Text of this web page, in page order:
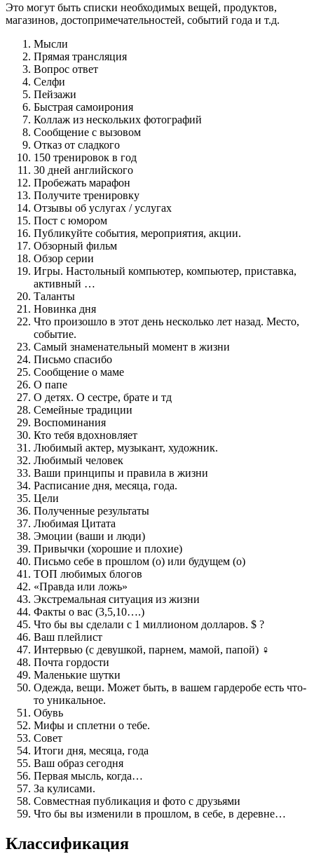
Это могут быть списки необходимых вещей, продуктов,
магазинов, достопримечательностей, событий года и т.д.
Мысли
Прямая трансляция
Вопрос ответ
Селфи
Пейзажи
Быстрая самоирония
Коллаж из нескольких фотографий
Сообщение с вызовом
Отказ от сладкого
150 тренировок в год
30 дней английского
Пробежать марафон
Получите тренировку
Отзывы об услугах / услугах
Пост с юмором
Публикуйте события, мероприятия, акции.
Обзорный фильм
Обзор серии
Игры. Настольный компьютер, компьютер, приставка,
активный …
Таланты
Новинка дня
Что произошло в этот день несколько лет назад. Место,
событие.
Самый знаменательный момент в жизни
Письмо спасибо
Сообщение о маме
О папе
О детях. О сестре, брате и тд
Семейные традиции
Воспоминания
Кто тебя вдохновляет
Любимый актер, музыкант, художник.
Любимый человек
Ваши принципы и правила в жизни
Расписание дня, месяца, года.
Цели
Полученные результаты
Любимая Цитата
Эмоции (ваши и люди)
Привычки (хорошие и плохие)
Письмо себе в прошлом (о) или будущем (о)
ТОП любимых блогов
«Правда или ложь»
Экстремальная ситуация из жизни
Факты о вас (3,5,10….)
Что бы вы сделали с 1 миллионом долларов. $ ?
Ваш плейлист
Интервью (с девушкой, парнем, мамой, папой) ‍♀️
Почта гордости
Маленькие шутки
Одежда, вещи. Может быть, в вашем гардеробе есть что-
то уникальное.
Обувь
Мифы и сплетни о тебе.
Совет
Итоги дня, месяца, года
Ваш образ сегодня
Первая мысль, когда…
За кулисами.
Совместная публикация и фото с друзьями ‍‍‍
Что бы вы изменили в прошлом, в себе, в деревне…
Классификация